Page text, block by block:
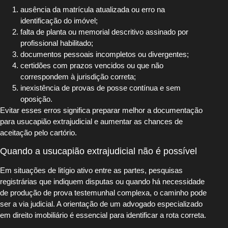
ausência da matrícula atualizada ou erro na
identificação do imóvel;
falta de planta ou memorial descritivo assinado por
profissional habilitado;
documentos pessoais incompletos ou divergentes;
certidões com prazos vencidos ou que não
correspondem à jurisdição correta;
inexistência de provas de posse contínua e sem
oposição.
Evitar esses erros significa preparar melhor a documentação
para usucapião extrajudicial e aumentar as chances de
aceitação pelo cartório.
Quando a usucapião extrajudicial não é possível
Em situações de litígio ativo entre as partes, pesquisas
registrárias que indiquem disputas ou quando há necessidade
de produção de prova testemunhal complexa, o caminho pode
ser a via judicial. A orientação de um advogado especializado
em direito imobiliário é essencial para identificar a rota correta.